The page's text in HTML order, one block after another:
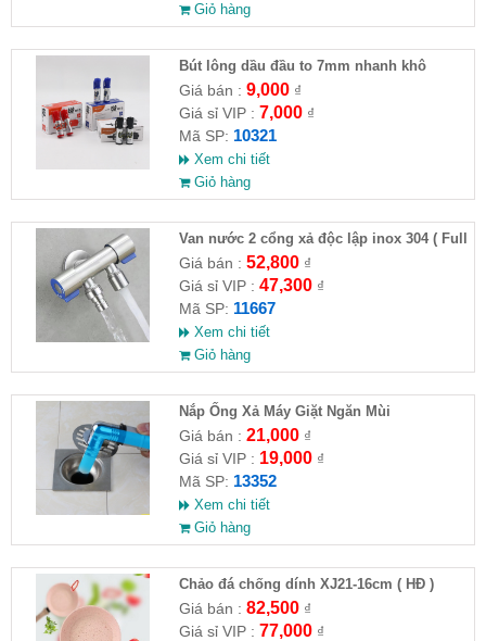
Giỏ hàng
Bút lông dầu đầu to 7mm nhanh khô
Giá bán : 9,000₫
Giá sỉ VIP : 7,000₫
Mã SP: 10321
Xem chi tiết
Giỏ hàng
Van nước 2 cổng xả độc lập inox 304 ( Full
VAT )
Giá bán : 52,800₫
Giá sỉ VIP : 47,300₫
Mã SP: 11667
Xem chi tiết
Giỏ hàng
Nắp Ống Xả Máy Giặt Ngăn Mùi
Giá bán : 21,000₫
Giá sỉ VIP : 19,000₫
Mã SP: 13352
Xem chi tiết
Giỏ hàng
Chảo đá chống dính XJ21-16cm ( HĐ )
Giá bán : 82,500₫
Giá sỉ VIP : 77,000₫